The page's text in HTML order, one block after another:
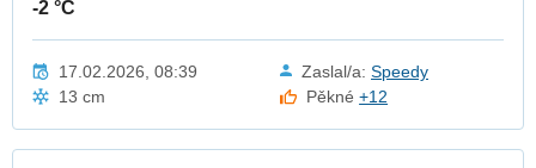
-2 °C
17.02.2026, 08:39 Zaslal/a: Speedy
13 cm
Pěkné+12